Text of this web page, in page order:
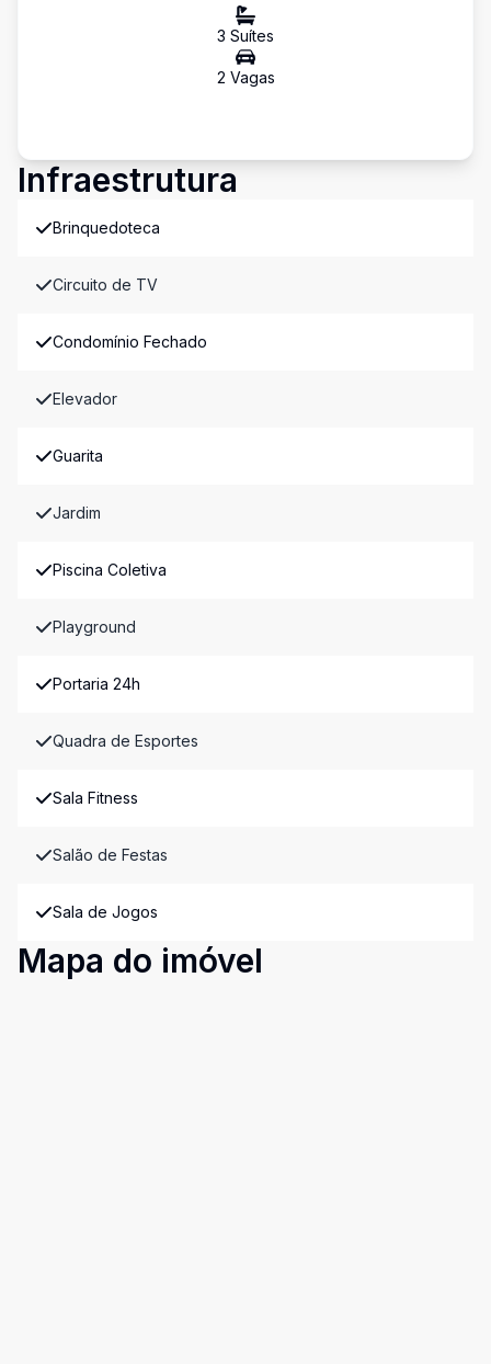
3 Suítes
2 Vagas
Infraestrutura
Brinquedoteca
Circuito de TV
Condomínio Fechado
Elevador
Guarita
Jardim
Piscina Coletiva
Playground
Portaria 24h
Quadra de Esportes
Sala Fitness
Salão de Festas
Sala de Jogos
Mapa do imóvel